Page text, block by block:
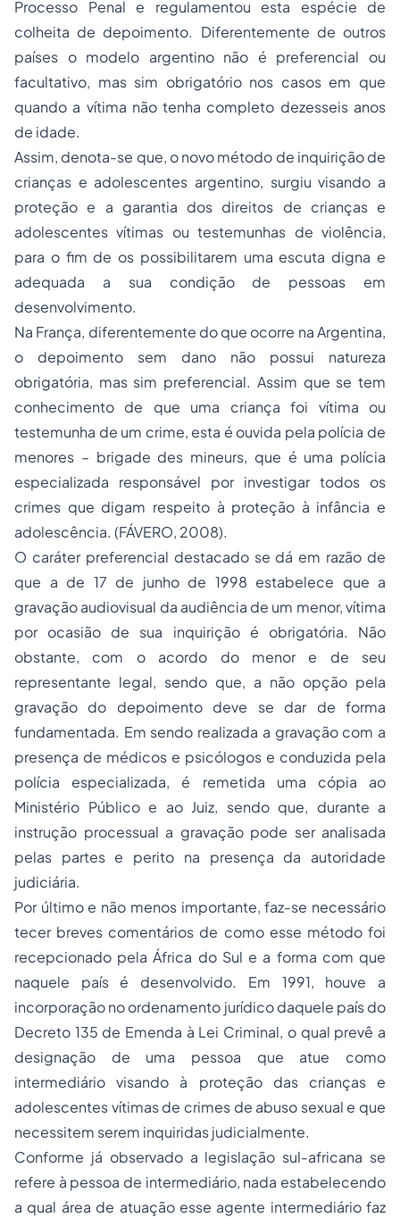
Processo Penal e regulamentou esta espécie de
colheita de depoimento. Diferentemente de outros
países o modelo argentino não é preferencial ou
facultativo, mas sim obrigatório nos casos em que
quando a vítima não tenha completo dezesseis anos
de idade.
Assim, denota-se que, o novo método de inquirição de
crianças e adolescentes argentino, surgiu visando a
proteção e a garantia dos direitos de crianças e
adolescentes vítimas ou testemunhas de violência,
para o fim de os possibilitarem uma escuta digna e
adequada a sua condição de pessoas em
desenvolvimento.
Na França, diferentemente do que ocorre na Argentina,
o depoimento sem dano não possui natureza
obrigatória, mas sim preferencial. Assim que se tem
conhecimento de que uma criança foi vítima ou
testemunha de um crime, esta é ouvida pela polícia de
menores – brigade des mineurs, que é uma polícia
especializada responsável por investigar todos os
crimes que digam respeito à proteção à infância e
adolescência. (FÁVERO, 2008).
O caráter preferencial destacado se dá em razão de
que a de 17 de junho de 1998 estabelece que a
gravação audiovisual da audiência de um menor, vítima
por ocasião de sua inquirição é obrigatória. Não
obstante, com o acordo do menor e de seu
representante legal, sendo que, a não opção pela
gravação do depoimento deve se dar de forma
fundamentada. Em sendo realizada a gravação com a
presença de médicos e psicólogos e conduzida pela
polícia especializada, é remetida uma cópia ao
Ministério Público e ao Juiz, sendo que, durante a
instrução processual a gravação pode ser analisada
pelas partes e perito na presença da autoridade
judiciária.
Por último e não menos importante, faz-se necessário
tecer breves comentários de como esse método foi
recepcionado pela África do Sul e a forma com que
naquele país é desenvolvido. Em 1991, houve a
incorporação no ordenamento jurídico daquele país do
Decreto 135 de Emenda à Lei Criminal, o qual prevê a
designação de uma pessoa que atue como
intermediário visando à proteção das crianças e
adolescentes vítimas de crimes de abuso sexual e que
necessitem serem inquiridas judicialmente.
Conforme já observado a legislação sul-africana se
refere à pessoa de intermediário, nada estabelecendo
a qual área de atuação esse agente intermediário faz